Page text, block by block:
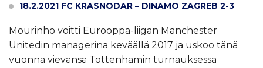
18.2.2021 FC KRASNODAR – DINAMO ZAGREB 2-3
Mourinho voitti Eurooppa-liigan Manchester
Unitedin managerina keväällä 2017 ja uskoo tänä
vuonna vievänsä Tottenhamin turnauksessa